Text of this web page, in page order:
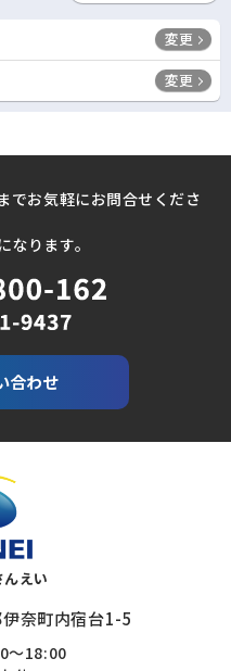
変更
変更
でお気軽にお問合せくださ
なります。
合わせ
えい
奈町内宿台1-5
～18:00